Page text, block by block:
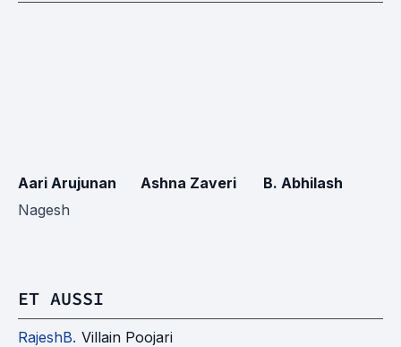
Aari Arujunan
Nagesh
Ashna Zaveri B. Abhilash
ET AUSSI
RajeshB. Villain Poojari